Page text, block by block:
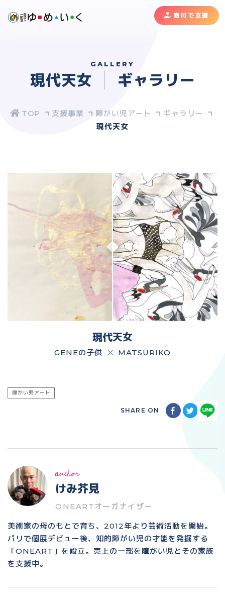
寄付で支援
GALLERY
現代天女 ギャラリー
支援事業 障がい児アート
ギャラリー
現代天女
現代天女
GENEの子供 MATSURIKO
障がい児アート
SHARE ON
author
けみ芥見
ONEARTオーガナイザー
美術家の母のもとで育ち、2012年より芸術活動を開始。
パリで個展デビュー後、知的障がい児の才能を発掘する
「ONEART」を設立。売上の一部を障がい児とその家族
を支援中。